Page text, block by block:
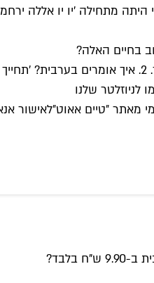
מתחילה 'יו יו אללה
בחיים האלה?
לניוזלטר שלנו
מאתר ״טיים אאוט״לאישור